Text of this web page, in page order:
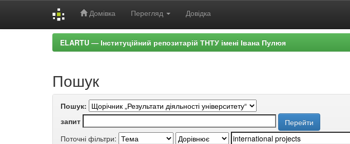
Домівка Перегляд Довідка
ELARTU — Інституційний репозитарій ТНТУ імені Івана Пулюя
Пошук
Пошук:
запит
Поточні фільтри: